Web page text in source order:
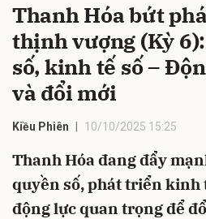
Thanh Hóa bứt
thịnh vượng (Kỳ
số, kinh tế số –
và đổi mới
Kiều Phiên 10/10/2025 15:25
Thanh Hóa đang đẩy
quyền số, phát triển kinh
động lực quan trọng để